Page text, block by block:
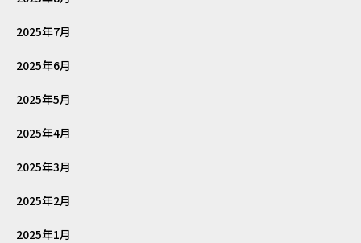
2025年7月
2025年6月
2025年5月
2025年4月
2025年3月
2025年2月
2025年1月